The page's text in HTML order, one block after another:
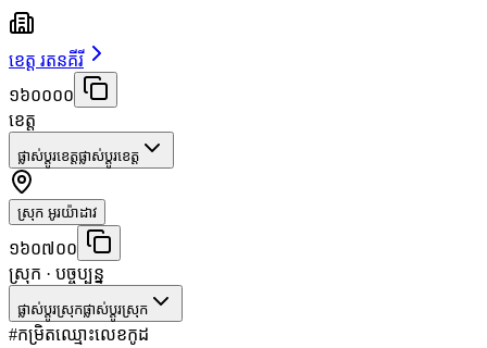
ខេត្ត រតនគីរី
១៦០០០០
ខេត្ត
ផ្លាស់ប្តូរខេត្តផ្លាស់ប្តូរខេត្ត
ស្រុក អូរយ៉ាដាវ
១៦០៧០០
ស្រុក · បច្ចុប្បន្ន
ផ្លាស់ប្តូរស្រុកផ្លាស់ប្តូរស្រុក
#កម្រិតឈ្មោះលេខកូដ